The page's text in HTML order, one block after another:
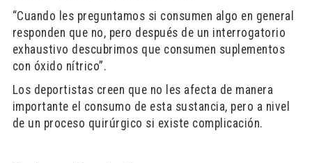
“Cuando les preguntamos si consumen algo en general
responden que no, pero después de un interrogatorio
exhaustivo descubrimos que consumen suplementos
con óxido nítrico”.
Los deportistas creen que no les afecta de manera
importante el consumo de esta sustancia, pero a nivel
de un proceso quirúrgico si existe complicación.